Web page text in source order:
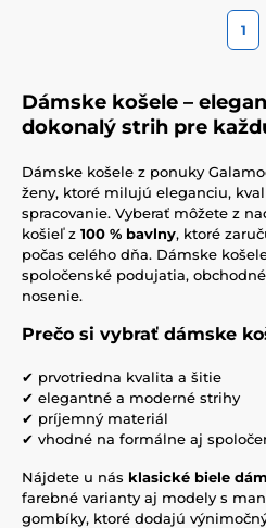
1
Dámske košele –
dokonalý strih pre
Dámske košele z ponuky
ženy, ktoré milujú eleganciu,
spracovanie. Vyberať môžete z
košieľ z 100 % bavlny, ktoré
počas celého dňa. Dámske
spoločenské podujatia,
nosenie.
Prečo si vybrať dámske
✔ prvotriedna kvalita a šitie
✔ elegantné a moderné strihy
✔ príjemný materiál
✔ vhodné na formálne aj
Nájdete u nás klasické biele
farebné varianty aj modely s
gombíky, ktoré dodajú